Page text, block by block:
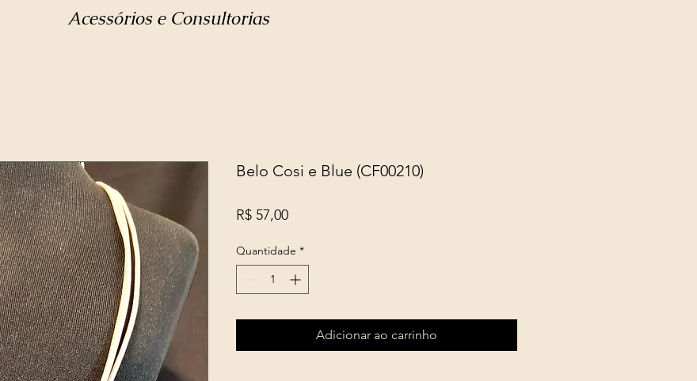
Acessórios e Consultorias
Belo Cosi e Blue (CF00210)
R$ 57,00Preço
Quantidade *
Adicionar ao carrinho